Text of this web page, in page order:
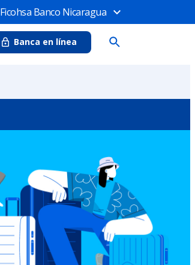
Ficohsa Banco Nicaragua
Banca en línea